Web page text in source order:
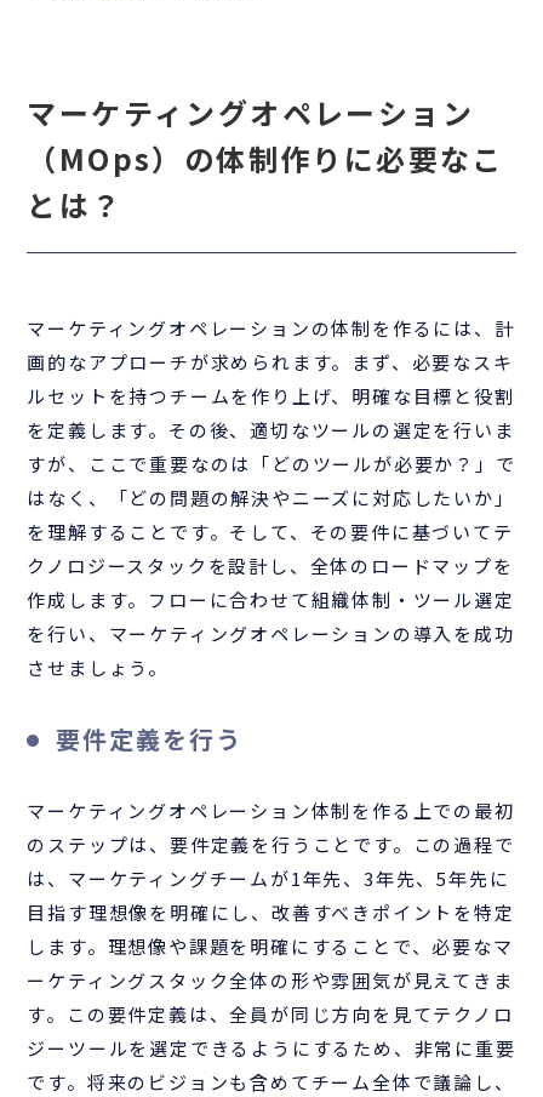
マーケティングオペレーション
（MOps）の体制作りに必要なこ
とは？
マーケティングオペレーションの体制を作るには、計
画的なアプローチが求められます。まず、必要なスキ
ルセットを持つチームを作り上げ、明確な目標と役割
を定義します。その後、適切なツールの選定を行いま
すが、ここで重要なのは「どのツールが必要か？」で
はなく、「どの問題の解決やニーズに対応したいか」
を理解することです。そして、その要件に基づいてテ
クノロジースタックを設計し、全体のロードマップを
作成します。フローに合わせて組織体制・ツール選定
を行い、マーケティングオペレーションの導入を成功
させましょう。
要件定義を行う
マーケティングオペレーション体制を作る上での最初
のステップは、要件定義を行うことです。この過程で
は、マーケティングチームが1年先、3年先、5年先に
目指す理想像を明確にし、改善すべきポイントを特定
します。理想像や課題を明確にすることで、必要なマ
ーケティングスタック全体の形や雰囲気が見えてきま
す。この要件定義は、全員が同じ方向を見てテクノロ
ジーツールを選定できるようにするため、非常に重要
です。将来のビジョンも含めてチーム全体で議論し、